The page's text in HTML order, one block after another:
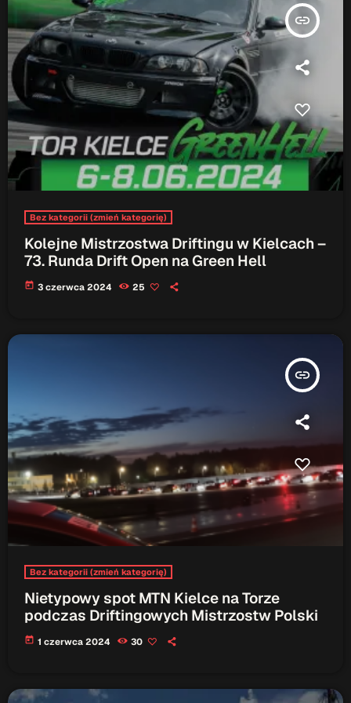
ON AIR
Audycja
Serwis Informacyjny
14:00 - 14:05
Serwis Informacyjny
19:00 - 19:05
TOP CHART
insert_link
Bez kategorii (zmień kategorię)
Kolejne Mistrzostwa Driftingu w Kielcach –
73. Runda Drift Open na Green Hell
today 3 czerwca 2024 25
insert_link
Bez kategorii (zmień kategorię)
Nietypowy spot MTN Kielce na Torze
podczas Driftingowych Mistrzostw Polski
today 1 czerwca 2024 30